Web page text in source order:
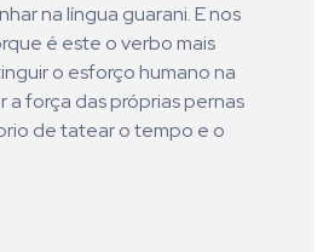
na língua guarani. E nos
é este o verbo mais
o esforço humano na
a força das próprias pernas
de tatear o tempo e o